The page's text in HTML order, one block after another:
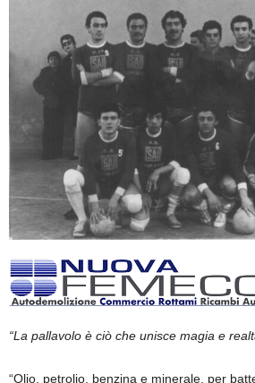
“La pallavolo è ciò che unisce magia e
“Olio, petrolio, benzina e minerale, per